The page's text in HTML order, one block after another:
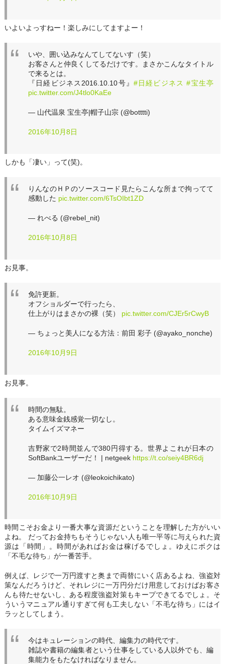
いよいよっすねー！楽しみにしてますよー！
いや、囲い込みなんてしてないす（笑）
お客さんと仲良くしてるだけです。まさかこんなタイトル
で来るとは。
『日経ビジネス2016.10.10号』 #日経ビジネス #宝生亭
pic.twitter.com/J4tlo0KaEe
— 山代温泉 宝生亭|帽子山宗 (@botttti)
2016年10月8日
しかも「凄い」って(笑)。
りんなのＨＰのソースコード見たらこんな所まで拘ってて
感動した pic.twitter.com/6TsOIbt1ZD
— れべる (@rebel_nit)
2016年10月8日
お見事。
免許更新。
オフショルダーで行ったら、
仕上がりはまさかの裸（笑） pic.twitter.com/CJEr5rCwyB
— ちょっと美人になる方法：前田 彩子 (@ayako_nonche)
2016年10月9日
お見事。
時間の無駄。
ある意味金銭感覚一切なし。
タイムイズマネー
吉野家で2時間並んで380円得する。世界よこれが日本の
SoftBankユーザーだ！ | netgeek https://t.co/seiy4BR6dj
— 加藤公一レオ (@leokoichikato)
2016年10月9日
時間こそお金より一番大事な資源だということを理解した方がいい
よね。 だってお金持ちもそうじゃない人も唯一平等に与えられた資
源は「時間」。時間があればお金は稼げるでしょ。ゆえにボクは
「不毛な待ち」が一番苦手。
例えば、レジで一万円渡すと奥まで両替にいく店あるよね、強盗対
策なんだろうけど、それレジに一万円分だけ用意しておけばお客さ
んも待たせないし、ある程度強盗対策もキープできてるでしょ。そ
ういうマニュアル通りすぎて何も工夫しない「不毛な待ち」にはイ
ラッとしてしまう。
今はキュレーションの時代、編集力の時代です。
雑誌や書籍の編集者という仕事をしている人以外でも、編
集能力をもたなければなりません。